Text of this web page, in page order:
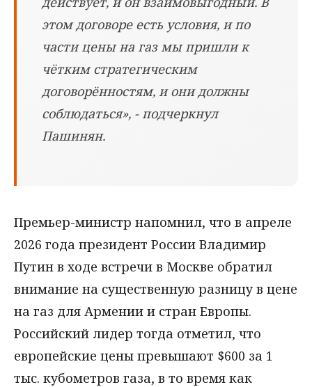
этом договоре есть условия, и по
части цены на газ мы пришли к
чётким стратегическим
договорённостям, и они должны
соблюдаться», - подчеркнул
Пашинян.
Премьер-министр напомнил, что в апреле
2026 года президент России Владимир
Путин в ходе встречи в Москве обратил
внимание на существенную разницу в цене
на газ для Армении и стран Европы.
Российский лидер тогда отметил, что
европейские цены превышают $600 за 1
тыс. кубометров газа, в то время как